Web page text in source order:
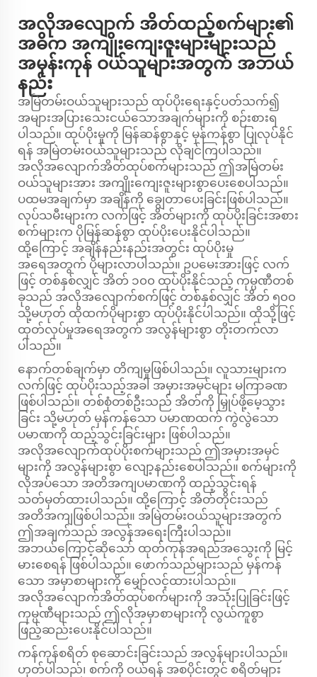
အလိုအလျောက် အိတ်ထည့်စက်များ၏
အဓိက အကျိုးကျေးဇူးများများသည်
အမုန်းကုန် ဝယ်သူများအတွက် အဘယ်
နည်း
အမြဲတမ်းဝယ်သူများသည် ထုပ်ပိုးရေးနှင့်ပတ်သက်၍
အများအပြားသေးငယ်သောအချက်များကို စဉ်းစားရ
ပါသည်။ ထုပ်ပိုးမှုကို မြန်ဆန်စွာနှင့် မှန်ကန်စွာ ပြုလုပ်နိုင်
ရန် အမြဲတမ်းဝယ်သူများသည် လိုချင်ကြပါသည်။
အလိုအလျောက်အိတ်ထုပ်စက်များသည် ဤအမြဲတမ်း
ဝယ်သူများအား အကျိုးကျေးဇူးများစွာပေးစေပါသည်။
ပထမအချက်မှာ အချိန်ကို ချွေတာပေးခြင်းဖြစ်ပါသည်။
လုပ်သမီးများက လက်ဖြင့် အိတ်များကို ထုပ်ပိုးခြင်းအစား
စက်များက ပိုမြန်ဆန်စွာ ထုပ်ပိုးပေးနိုင်ပါသည်။
ထို့ကြောင့် အချိန်နည်းနည်းအတွင်း ထုပ်ပိုးမှု
အရေအတွက် ပိုများလာပါသည်။ ဥပမေးအားဖြင့် လက်
ဖြင့် တစ်နှစ်လျှင် အိတ် ၁၀၀ ထုပ်ပိုးနိုင်သည့် ကုမ္ပဏီတစ်
ခုသည် အလိုအလျောက်စက်ဖြင့် တစ်နှစ်လျှင် အိတ် ၅၀၀
သို့မဟုတ် ထိုထက်ပိုများစွာ ထုပ်ပိုးနိုင်ပါသည်။ ထိုသို့ဖြင့်
ထုတ်လုပ်မှုအရေအတွက် အလွန်များစွာ တိုးတက်လာ
ပါသည်။
နောက်တစ်ချက်မှာ တိကျမှုဖြစ်ပါသည်။ လူသားများက
လက်ဖြင့် ထုပ်ပိုးသည့်အခါ အမှားအမှင်များ မကြာခဏ
ဖြစ်ပါသည်။ တစ်စုံတစ်ဦးသည် အိတ်ကို မြှုပ်ဖို့မေ့သွား
ခြင်း သို့မဟုတ် မှန်ကန်သော ပမာဏထက် ကွဲလွဲသော
ပမာဏကို ထည့်သွင်းခြင်းများ ဖြစ်ပါသည်။
အလိုအလျောက်ထုပ်ပိုးစက်များသည် ဤအမှားအမှင်
များကို အလွန်များစွာ လျော့နည်းစေပါသည်။ စက်များကို
လိုအပ်သော အတိအကျပမာဏကို ထည့်သွင်းရန်
သတ်မှတ်ထားပါသည်။ ထို့ကြောင့် အိတ်တိုင်းသည်
အတိအကျဖြစ်ပါသည်။ အမြဲတမ်းဝယ်သူများအတွက်
ဤအချက်သည် အလွန်အရေးကြီးပါသည်။
အဘယ်ကြောင့်ဆိုသော် ထုတ်ကုန်အရည်အသွေးကို မြင့်
မားစေရန် ဖြစ်ပါသည်။ ဖောက်သည်များသည် မှန်ကန်
သော အမှာစာများကို မျှော်လင့်ထားပါသည်။
အလိုအလျောက်အိတ်ထုပ်စက်များကို အသုံးပြုခြင်းဖြင့်
ကုမ္ပဏီများသည် ဤလိုအမှာစာများကို လွယ်ကူစွာ
ဖြည့်ဆည်းပေးနိုင်ပါသည်။
ကန်ကုန်စရိတ် စုဆောင်းခြင်းသည် အလွန်များပါသည်။
ဟုတ်ပါသည်၊ စက်ကို ဝယ်ရန် အစပိုင်းတွင် စရိတ်များ